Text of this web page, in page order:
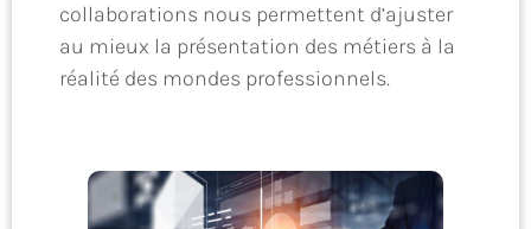
collaborations nous permettent d’ajuster
au mieux la présentation des métiers à la
réalité des mondes professionnels.